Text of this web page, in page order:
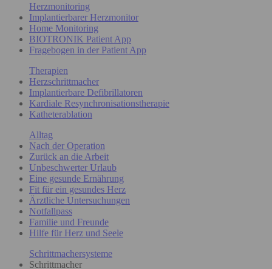
Herzmonitoring
Implantierbarer Herzmonitor
Home Monitoring
BIOTRONIK Patient App
Fragebogen in der Patient App
Therapien
Herzschrittmacher
Implantierbare Defibrillatoren
Kardiale Resynchronisationstherapie
Katheterablation
Alltag
Nach der Operation
Zurück an die Arbeit
Unbeschwerter Urlaub
Eine gesunde Ernährung
Fit für ein gesundes Herz
Ärztliche Untersuchungen
Notfallpass
Familie und Freunde
Hilfe für Herz und Seele
Schrittmachersysteme
Schrittmacher